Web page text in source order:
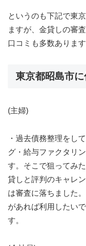
というのも下記で東
ますが、金貸しの審
口コミも多数あります
東京都昭島市
(主婦)
・過去債務整理をし
グ・給与ファクタリ
す。そこで狙ってみ
貸しと評判のキャレ
は審査に落ちました
があれば利用したい
す。